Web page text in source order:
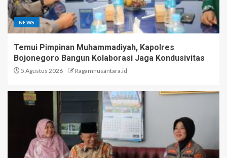
NEWS
Temui Pimpinan Muhammadiyah, Kapolres
Bojonegoro Bangun Kolaborasi Jaga Kondusivitas
5 Agustus 2026 Ragamnusantara.id